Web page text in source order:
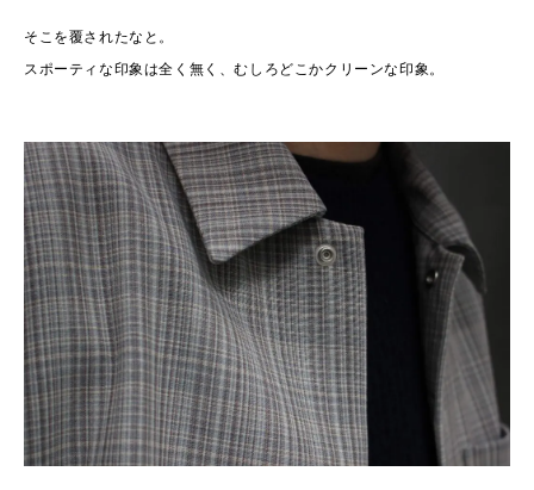
そこを覆されたなと。
スポーティな印象は全く無く、むしろどこかクリーンな印象。